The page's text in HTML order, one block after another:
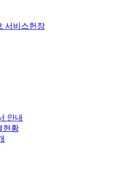
서비스헌장
안내
현황